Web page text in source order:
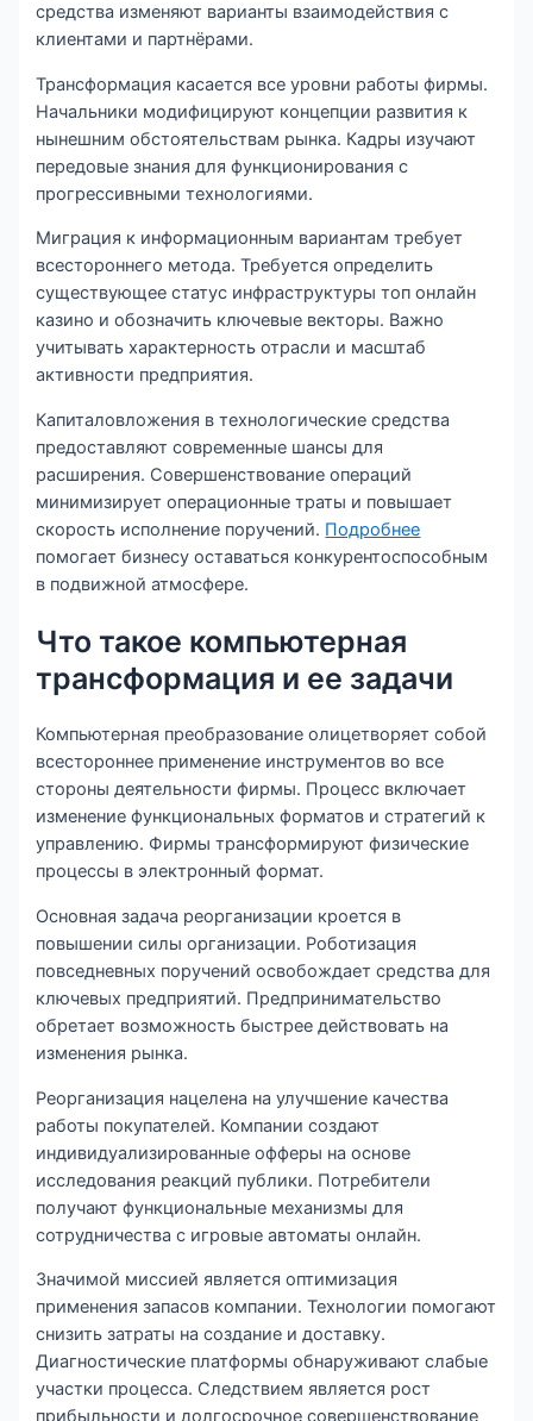
средства изменяют варианты взаимодействия с
клиентами и партнёрами.
Трансформация касается все уровни работы фирмы.
Начальники модифицируют концепции развития к
нынешним обстоятельствам рынка. Кадры изучают
передовые знания для функционирования с
прогрессивными технологиями.
Миграция к информационным вариантам требует
всестороннего метода. Требуется определить
существующее статус инфраструктуры топ онлайн
казино и обозначить ключевые векторы. Важно
учитывать характерность отрасли и масштаб
активности предприятия.
Капиталовложения в технологические средства
предоставляют современные шансы для
расширения. Совершенствование операций
минимизирует операционные траты и повышает
скорость исполнение поручений. Подробнее
помогает бизнесу оставаться конкурентоспособным
в подвижной атмосфере.
Что такое компьютерная
трансформация и ее задачи
Компьютерная преобразование олицетворяет собой
всестороннее применение инструментов во все
стороны деятельности фирмы. Процесс включает
изменение функциональных форматов и стратегий к
управлению. Фирмы трансформируют физические
процессы в электронный формат.
Основная задача реорганизации кроется в
повышении силы организации. Роботизация
повседневных поручений освобождает средства для
ключевых предприятий. Предпринимательство
обретает возможность быстрее действовать на
изменения рынка.
Реорганизация нацелена на улучшение качества
работы покупателей. Компании создают
индивидуализированные офферы на основе
исследования реакций публики. Потребители
получают функциональные механизмы для
сотрудничества с игровые автоматы онлайн.
Значимой миссией является оптимизация
применения запасов компании. Технологии помогают
снизить затраты на создание и доставку.
Диагностические платформы обнаруживают слабые
участки процесса. Следствием является рост
прибыльности и долгосрочное совершенствование